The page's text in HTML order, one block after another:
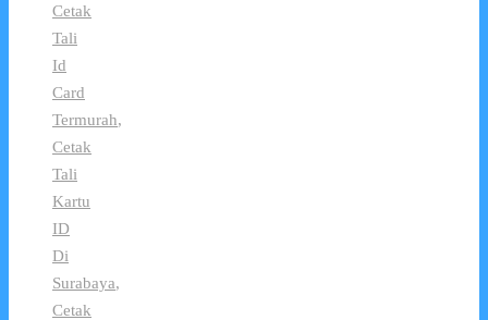
Cetak
Tali
Id
Card
Termurah,
Cetak
Tali
Kartu
ID
Di
Surabaya,
Cetak